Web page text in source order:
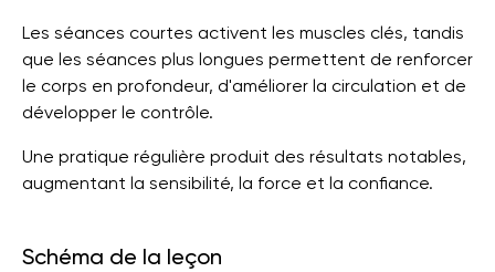
Les séances courtes activent les muscles clés, tandis
que les séances plus longues permettent de renforcer
le corps en profondeur, d'améliorer la circulation et de
développer le contrôle.
Une pratique régulière produit des résultats notables,
augmentant la sensibilité, la force et la confiance.
Schéma de la leçon